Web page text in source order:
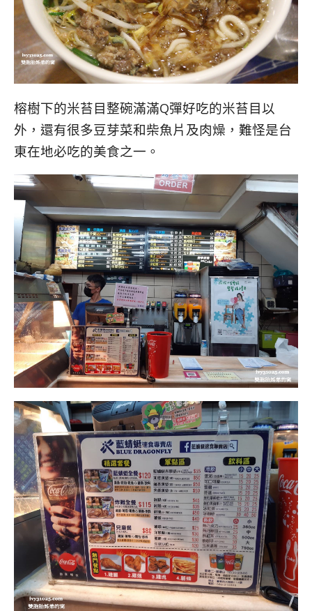
榕樹下的米苔目整碗滿滿Q彈好吃的米苔目以
外，還有很多豆芽菜和柴魚片及肉燥，難怪是台
東在地必吃的美食之一。